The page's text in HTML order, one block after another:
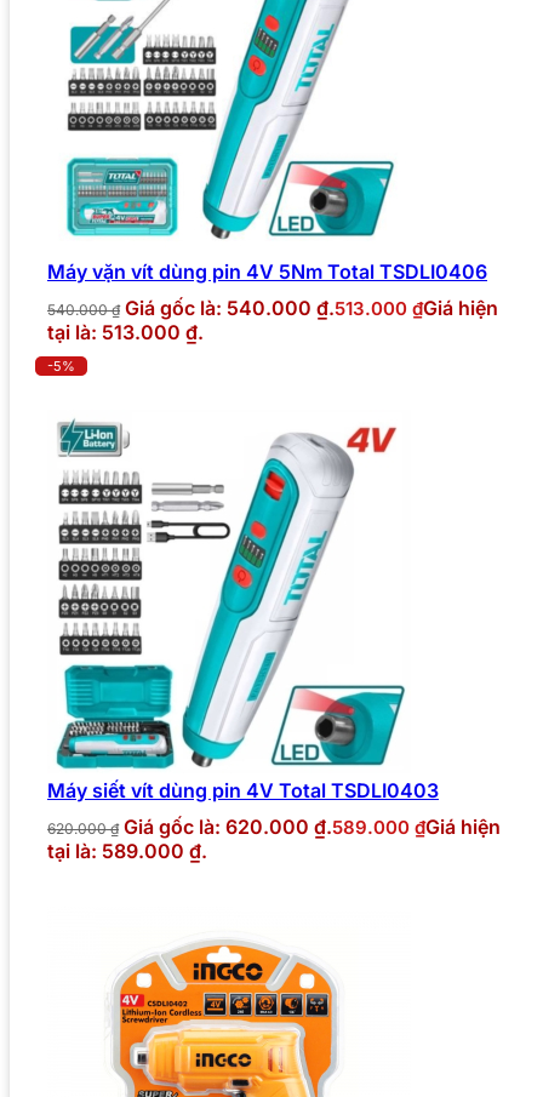
Máy vặn vít dùng pin 4V 5Nm Total TSDLI0406
540.000₫ Giá gốc là: 540.000 ₫.513.000 ₫Giá hiện
tại là: 513.000 ₫.
-5%
Máy siết vít dùng pin 4V Total TSDLI0403
620.000₫ Giá gốc là: 620.000 ₫.589.000 ₫Giá hiện
tại là: 589.000 ₫.